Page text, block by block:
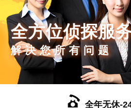
全方位侦探服
解决您所有问题
全年无休-